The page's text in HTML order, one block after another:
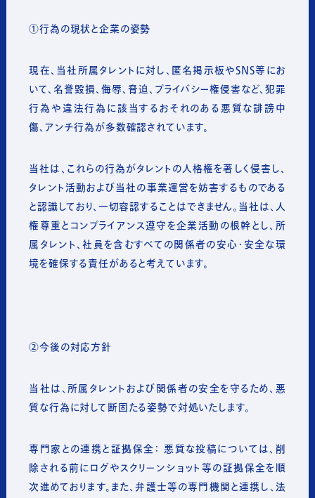
①行為の現状と企業の姿勢
現在、当社所属タレントに対し、匿名掲示板やSNS等にお
いて、名誉毀損、侮辱、脅迫、プライバシー権侵害など、犯罪
行為や違法行為に該当するおそれのある悪質な誹謗中
傷、アンチ行為が多数確認されています。
当社は、これらの行為がタレントの人格権を著しく侵害し、
タレント活動および当社の事業運営を妨害するものである
と認識しており、一切容認することはできません。当社は、人
権尊重とコンプライアンス遵守を企業活動の根幹とし、所
属タレント、社員を含むすべての関係者の安心・安全な環
境を確保する責任があると考えています。
②今後の対応方針
当社は、所属タレントおよび関係者の安全を守るため、悪
質な行為に対して断固たる姿勢で対処いたします。
専門家との連携と証拠保全： 悪質な投稿については、削
除される前にログやスクリーンショット等の証拠保全を順
次進めております。また、弁護士等の専門機関と連携し、法